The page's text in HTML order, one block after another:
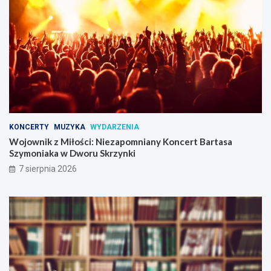
n
a
n
i
u
!
o
n
c
e
r
t
B
a
r
t
a
s
a
S
m
o
n
i
a
k
KONCERTY MUZYKA WYDARZENIA
Wojownik z Miłości: Niezapomniany Koncert Bartasa
Szymoniaka w Dworu Skrzynki
7 sierpnia 2026